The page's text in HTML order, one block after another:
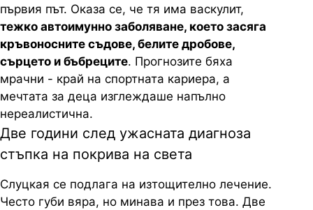
първия път. Оказа се, че тя има васкулит,
тежко автоимунно заболяване, което засяга
кръвоносните съдове, белите дробове,
сърцето и бъбреците. Прогнозите бяха
мрачни - край на спортната кариера, а
мечтата за деца изглеждаше напълно
нереалистична.
Две години след ужасната диагноза
стъпка на покрива на света
Слуцкая се подлага на изтощително лечение.
Често губи вяра, но минава и през това. Две